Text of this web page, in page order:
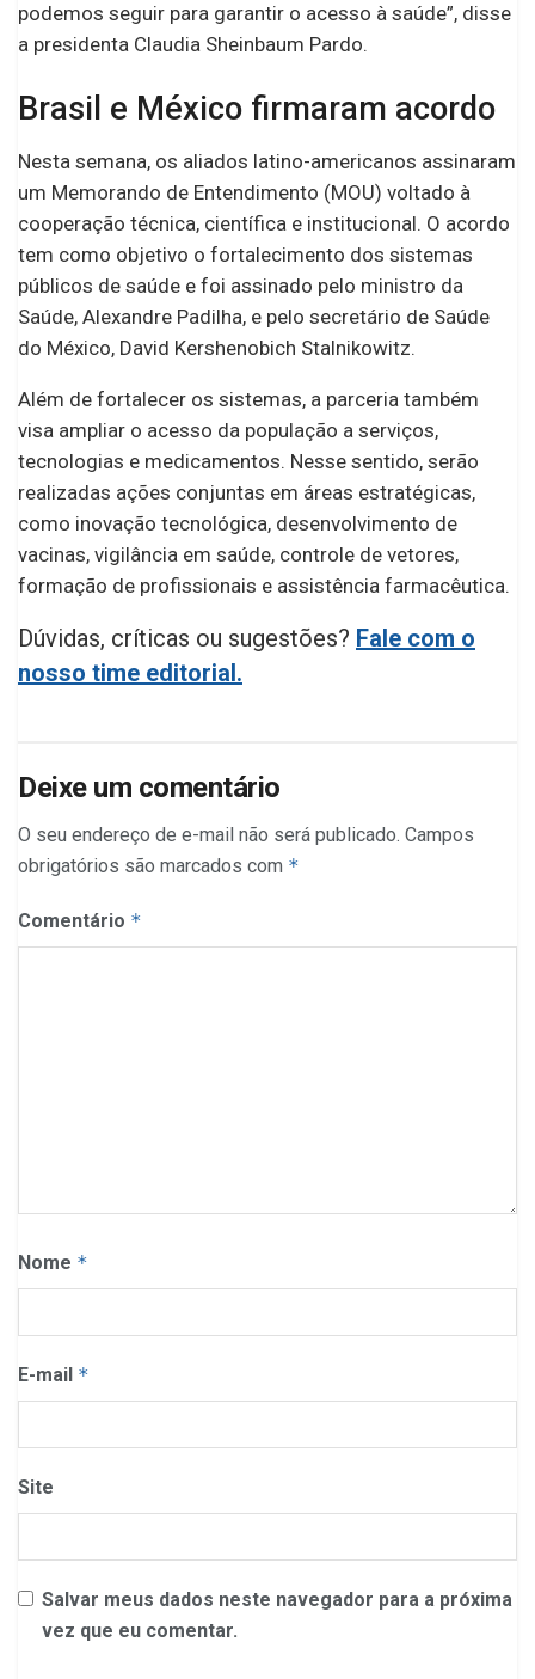
podemos seguir para garantir o acesso à saúde”, disse
a presidenta Claudia Sheinbaum Pardo.
Brasil e México firmaram acordo
Nesta semana, os aliados latino-americanos assinaram
um Memorando de Entendimento (MOU) voltado à
cooperação técnica, científica e institucional. O acordo
tem como objetivo o fortalecimento dos sistemas
públicos de saúde e foi assinado pelo ministro da
Saúde, Alexandre Padilha, e pelo secretário de Saúde
do México, David Kershenobich Stalnikowitz.
Além de fortalecer os sistemas, a parceria também
visa ampliar o acesso da população a serviços,
tecnologias e medicamentos. Nesse sentido, serão
realizadas ações conjuntas em áreas estratégicas,
como inovação tecnológica, desenvolvimento de
vacinas, vigilância em saúde, controle de vetores,
formação de profissionais e assistência farmacêutica.
Dúvidas, críticas ou sugestões? Fale com o
nosso time editorial.
Deixe um comentário
O seu endereço de e-mail não será publicado. Campos
obrigatórios são marcados com *
Comentário *
Nome *
E-mail *
Site
Salvar meus dados neste navegador para a próxima
vez que eu comentar.